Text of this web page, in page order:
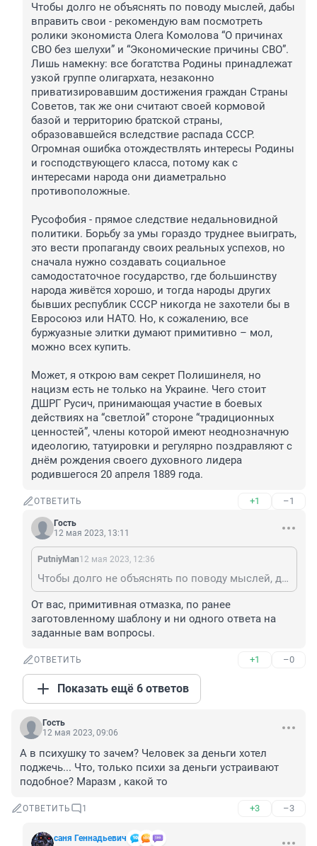
Чтобы долго не объяснять по поводу мыслей, дабы
вправить свои - рекомендую вам посмотреть
ролики экономиста Олега Комолова “О причинах
СВО без шелухи” и “Экономические причины СВО”.
Лишь намекну: все богатства Родины принадлежат
узкой группе олигархата, незаконно
приватизировавшим достижения граждан Страны
Советов, так же они считают своей кормовой
базой и территорию братской страны,
образовавшейся вследствие распада СССР.
Огромная ошибка отождествлять интересы Родины
и господствующего класса, потому как с
интересами народа они диаметрально
противоположные.
Русофобия - прямое следствие недальновидной
политики. Борьбу за умы гораздо труднее выиграть,
это вести пропаганду своих реальных успехов, но
сначала нужно создавать социальное
самодостаточное государство, где большинству
народа живётся хорошо, и тогда народы других
бывших республик СССР никогда не захотели бы в
Евросоюз или НАТО. Но, к сожалению, все
буржуазные элитки думают примитивно – мол,
можно всех купить.
Может, я открою вам секрет Полишинеля, но
нацизм есть не только на Украине. Чего стоит
ДШРГ Русич, принимающая участие в боевых
действиях на “светлой” стороне “традиционных
ценностей”, члены которой имеют неоднозначную
идеологию, татуировки и регулярно поздравляют с
днём рождения своего духовного лидера
родившегося 20 апреля 1889 года.
ОТВЕТИТЬ +1 –1
Гость
12 мая 2023, 13:11
PutniyMan12 мая 2023, 12:36
Чтобы долго не объяснять по поводу мыслей, дабы вправить свои - рекомендую вам посмотреть ролики экономиста Олега Комолова “О причинах СВО без шелухи” и “Экономические причины СВО”. Лишь намекну: все богатства Родины принадлежат узкой группе олигархата, незаконно приватизировавшим достижения граждан Страны Советов, так же они считают своей кормовой базой и территорию братской страны, образовавшейся вследствие распада СССР. Огромная ошибка отождествлять интересы Родины и господствующего класса, потому как с интересами народа они диаметрально противоположные. Русофобия - прямое следствие недальновидной политики. Борьбу за умы гораздо труднее выиграть, это вести пропаганду своих реальных успехов, но сначала нужно создавать социальное самодостаточное государство, где большинству народа живётся хорошо, и тогда народы других бывших республик СССР никогда не захотели бы в Евросоюз или НАТО. Но, к сожалению, все буржуазные элитки думают примитивно – мол, можно всех купить. Может, я открою вам секрет Полишинеля, но нацизм есть не только на Украине. Чего стоит ДШРГ Русич, принимающая участие в боевых действиях на “светлой” стороне “традиционных ценностей”, члены которой имеют неоднозначную идеологию, татуировки и регулярно поздравляют с днём рождения своего духовного лидера родившегося 20 апреля 1889 года.
От вас, примитивная отмазка, по ранее
заготовленному шаблону и ни одного ответа на
заданные вам вопросы.
ОТВЕТИТЬ +1 –0
Показать ещё 6 ответов
Гость
12 мая 2023, 09:06
А в психушку то зачем? Человек за деньги хотел
поджечь... Что, только психи за деньги устраивают
подобное? Маразм , какой то
ОТВЕТИТЬ 1 +3 –3
саня Геннадьевич